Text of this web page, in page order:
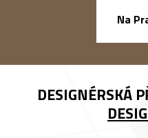
Na
DESIGNÉRSKÁ